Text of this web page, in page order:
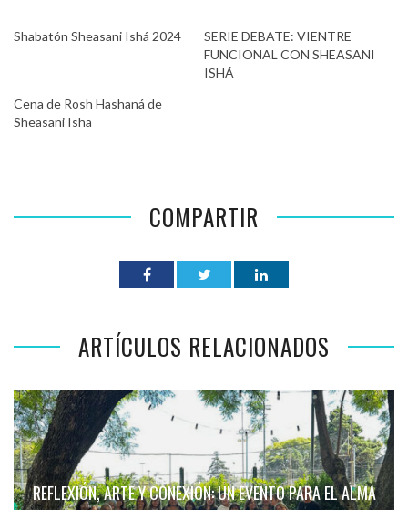
Shabatón Sheasani Ishá 2024
SERIE DEBATE: VIENTRE
FUNCIONAL CON SHEASANI
ISHÁ
Cena de Rosh Hashaná de
Sheasani Isha
COMPARTIR
ARTÍCULOS RELACIONADOS
REFLEXIÓN, ARTE Y CONEXIÓN: UN EVENTO PARA EL ALMA